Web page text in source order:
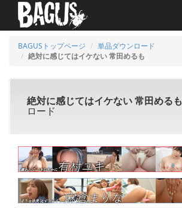
BAGUSトップページ
単品ダウンロード
絶対に感じてはイケない 常田めるも
絶対に感じてはイケない 常田めるも
ロード